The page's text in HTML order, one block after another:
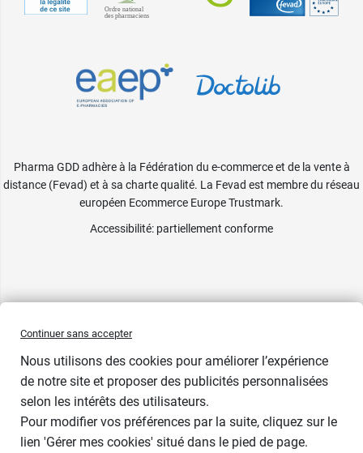
Contenance
Pharma GDD adhère à la Fédération du e-commerce et de la vente à
distance (Fevad) et à sa charte qualité. La Fevad est membre du réseau
européen Ecommerce Europe Trustmark.
Accessibilité: partiellement conforme
Continuer sans accepter
Nous utilisons des cookies pour améliorer l’expérience
de notre site et proposer des publicités personnalisées
selon les intérêts des utilisateurs.
Pour modifier vos préférences par la suite, cliquez sur le
lien 'Gérer mes cookies' situé dans le pied de page.